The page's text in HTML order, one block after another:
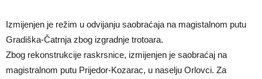
Izmijenjen je režim u odvijanju saobraćaja na magistalnom putu
Gradiška-Čatrnja zbog izgradnje trotoara.
Zbog rekonstrukcije raskrsnice, izmijenjen je saobraćaj na
magistralnom putu Prijedor-Kozarac, u naselju Orlovci. Za